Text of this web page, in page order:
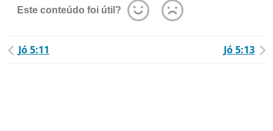
Este conteúdo foi útil?
Jó 5:11 Jó 5:13